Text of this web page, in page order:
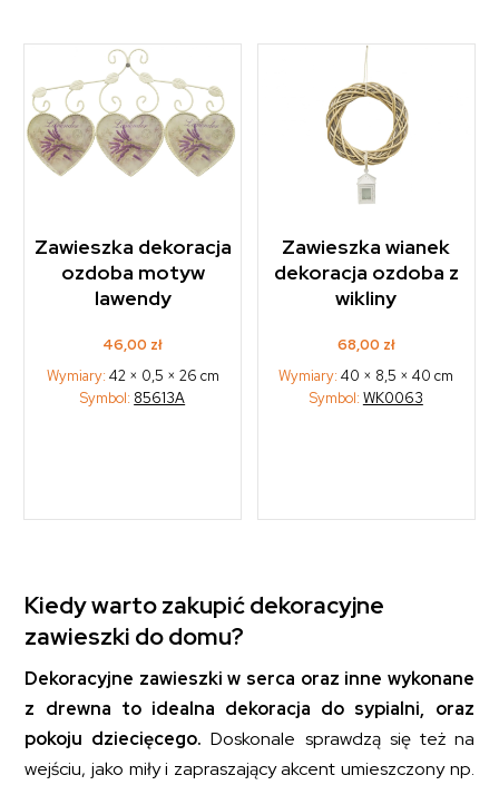
Zawieszka dekoracja
ozdoba motyw
lawendy
46,00 zł
Wymiary: 42 × 0,5 × 26 cm
Symbol: 85613A
Zawieszka wianek
dekoracja ozdoba z
wikliny
68,00 zł
Wymiary:40 × 8,5 × 40 cm
Symbol: WK0063
Kiedy warto zakupić dekoracyjne
zawieszki do domu?
Dekoracyjne zawieszki w serca oraz inne wykonane
z drewna to idealna dekoracja do sypialni, oraz
pokoju dziecięcego.Doskonale sprawdzą się też na
wejściu, jako miły i zapraszający akcent umieszczony np.